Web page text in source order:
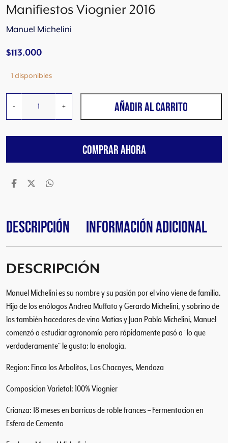
Manifiestos Viognier 2016
Manuel Michelini
$113.000
1 disponibles
-
i
s
V
i
g
i
e
r
2
0
6
a
+ AÑADIR AL CARRITO
COMPRAR AHORA
Descripción Información adicional
DESCRIPCIÓN
Manuel Michelini es su nombre y su pasión por el vino viene de familia.
Hijo de los enólogos Andrea Muffato y Gerardo Michelini, y sobrino de
los también hacedores de vino Matías y Juan Pablo Michelini, Manuel
comenzó a estudiar agronomía pero rápidamente pasó a ¨lo que
verdaderamente¨ le gusta: la enología.
Region: Finca los Arbolitos, Los Chacayes, Mendoza
Composicion Varietal: 100% Viognier
Crianza: 18 meses en barricas de roble frances – Fermentacion en
Esfera de Cemento